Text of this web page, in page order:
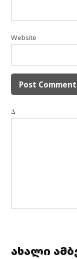
Website
Δ
ახალი